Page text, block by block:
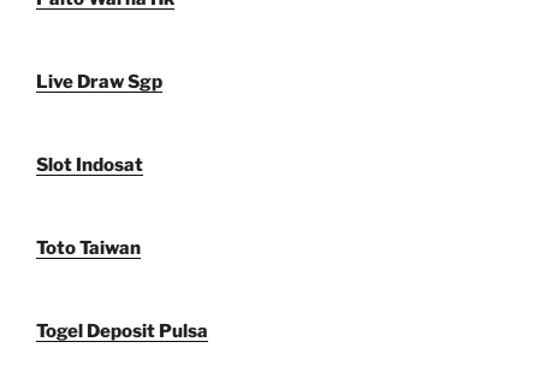
Live Draw Sgp
Slot Indosat
Toto Taiwan
Togel Deposit Pulsa